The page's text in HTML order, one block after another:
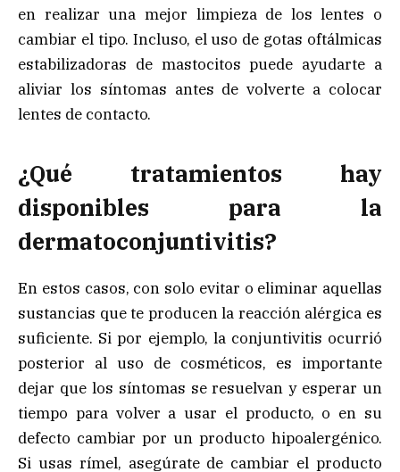
en realizar una mejor limpieza de los lentes o
cambiar el tipo. Incluso, el uso de gotas oftálmicas
estabilizadoras de mastocitos puede ayudarte a
aliviar los síntomas antes de volverte a colocar
lentes de contacto.
¿Qué tratamientos hay
disponibles para la
dermatoconjuntivitis?
En estos casos, con solo evitar o eliminar aquellas
sustancias que te producen la reacción alérgica es
suficiente. Si por ejemplo, la conjuntivitis ocurrió
posterior al uso de cosméticos, es importante
dejar que los síntomas se resuelvan y esperar un
tiempo para volver a usar el producto, o en su
defecto cambiar por un producto hipoalergénico.
Si usas rímel, asegúrate de cambiar el producto